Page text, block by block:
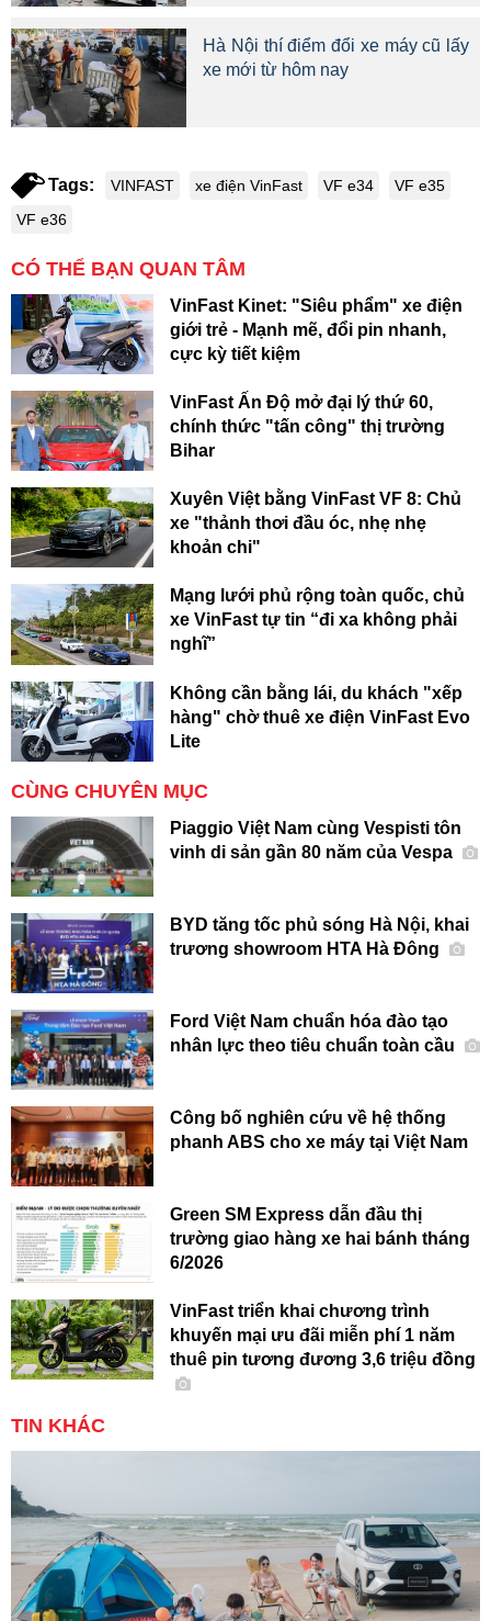
Hà Nội thí điểm đổi xe máy cũ lấy
xe mới từ hôm nay
Tags: VINFAST xe điện VinFast VF e34
VF e35
VF e36
CÓ THỂ BẠN QUAN TÂM
VinFast Kinet: "Siêu phẩm" xe điện
giới trẻ - Mạnh mẽ, đổi pin nhanh,
cực kỳ tiết kiệm
VinFast Ấn Độ mở đại lý thứ 60,
chính thức "tấn công" thị trường
Bihar
Xuyên Việt bằng VinFast VF 8: Chủ
xe "thảnh thơi đầu óc, nhẹ nhẹ
khoản chi"
Mạng lưới phủ rộng toàn quốc, chủ
xe VinFast tự tin “đi xa không phải
nghĩ”
Không cần bằng lái, du khách "xếp
hàng" chờ thuê xe điện VinFast Evo
Lite
CÙNG CHUYÊN MỤC
Piaggio Việt Nam cùng Vespisti tôn
vinh di sản gần 80 năm của Vespa
BYD tăng tốc phủ sóng Hà Nội, khai
trương showroom HTA Hà Đông
Ford Việt Nam chuẩn hóa đào tạo
nhân lực theo tiêu chuẩn toàn cầu
Công bố nghiên cứu về hệ thống
phanh ABS cho xe máy tại Việt Nam
Green SM Express dẫn đầu thị
trường giao hàng xe hai bánh tháng
6/2026
VinFast triển khai chương trình
khuyến mại ưu đãi miễn phí 1 năm
thuê pin tương đương 3,6 triệu đồng
TIN KHÁC